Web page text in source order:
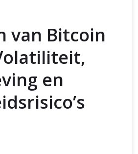
van Bitcoin
en